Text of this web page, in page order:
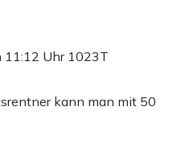
11:12 Uhr 1023T
kann man mit 50